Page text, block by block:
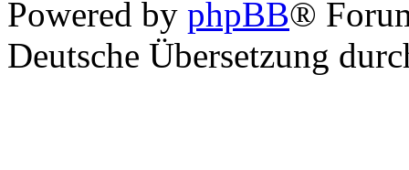
Powered by phpBB®
Deutsche Übersetzung